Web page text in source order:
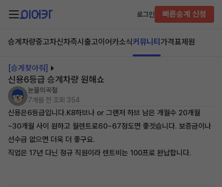
로그인 빠른승계 신청
승계차량중고차신차즉시출고이어카소식커뮤니티 가격표제원
[승계찾아줘]
신용6등급 승계차량 원해쇼
눈물의곡절
7개월 전 조회 354
신용은6등급입니다.K8하브나 or 그랜저 하브 남은 개월수 20개월
~30개월 사이 원하고 월렌트로60~67정도면 좋겟습니다. 보증금이나
선수금 없으면 더욱 더 좋구요.
직업은 17년 다닌 정규 직원이라 렌트비는 100프로 완납합니다.